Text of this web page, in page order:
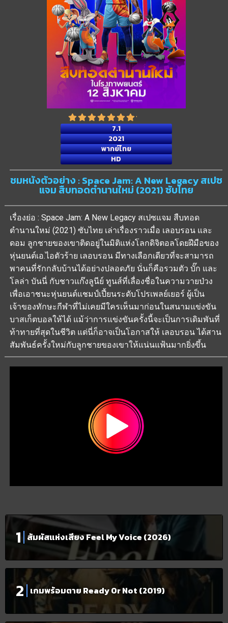
7.1
2021
พากย์ไทย
HD
ชมหนังตัวอย่าง : Space Jam: A New Legacy สเปซ
แจม สืบทอดตำนานใหม่ (2021) ซับไทย
เรื่องย่อ : Space Jam: A New Legacy สเปซแจม สืบทอด
ตำนานใหม่ (2021) ซับไทย เล่าเรื่องราวเมื่อ เลอบรอน และ
ดอม ลูกชายของเขาติดอยู่ในมิติแห่งโลกดิจิตอลโดยฝีมือของ
หุ่นยนต์เอ.ไอตัวร้าย เลอบรอน มีทางเลือกเดียวที่จะสามารถ
พาคนที่รักกลับบ้านได้อย่างปลอดภัย นั่นก็คือรวมตัว บั๊ก และ
โลล่า บันนี่ กับชาวแก๊งลูนีย์ ทูนส์ที่เลื่องชื่อในความวายป่วง
เพื่อเอาชนะหุ่นยนต์แชมป์เปี้ยนระดับโปรเพลย์เยอร์ ผู้เป็น
เจ้าของทักษะกีฬาที่ไม่เคยมีใครเห็นมาก่อนในสนามแข่งขัน
บาสเก็ตบอลให้ได้ แม้ว่าการแข่งขันครั้งนี้จะเป็นการเดิมพันที่
ท้าทายที่สุดในชีวิต แต่นี่ก็อาจเป็นโอกาสให้ เลอบรอน ได้สาน
สัมพันธ์ครั้งใหม่กับลูกชายของเขาให้แน่นแฟ้นมากยิ่งขึ้น
สัมผัสแห่งเสียง Feel My Voice (2026)
เกมพร้อมตาย Ready Or Not (2019)